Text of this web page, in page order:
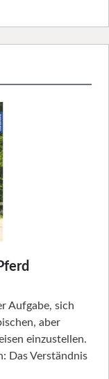
Aufgabe, sich
aber
einzustellen.
Das Verständnis